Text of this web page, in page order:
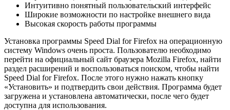
Интуитивно понятный пользовательский интерфейс
Широкие возможности по настройке внешнего вида
Высокая скорость работы программы
Установка программы Speed Dial for Firefox на операционную
систему Windows очень проста. Пользователю необходимо
перейти на официальный сайт браузера Mozilla Firefox, найти
раздел расширений и воспользоваться поиском, чтобы найти
Speed Dial for Firefox. После этого нужно нажать кнопку
«Установить» и подтвердить свои действия. Программа будет
загружена и установлена автоматически, после чего будет
доступна для использования.